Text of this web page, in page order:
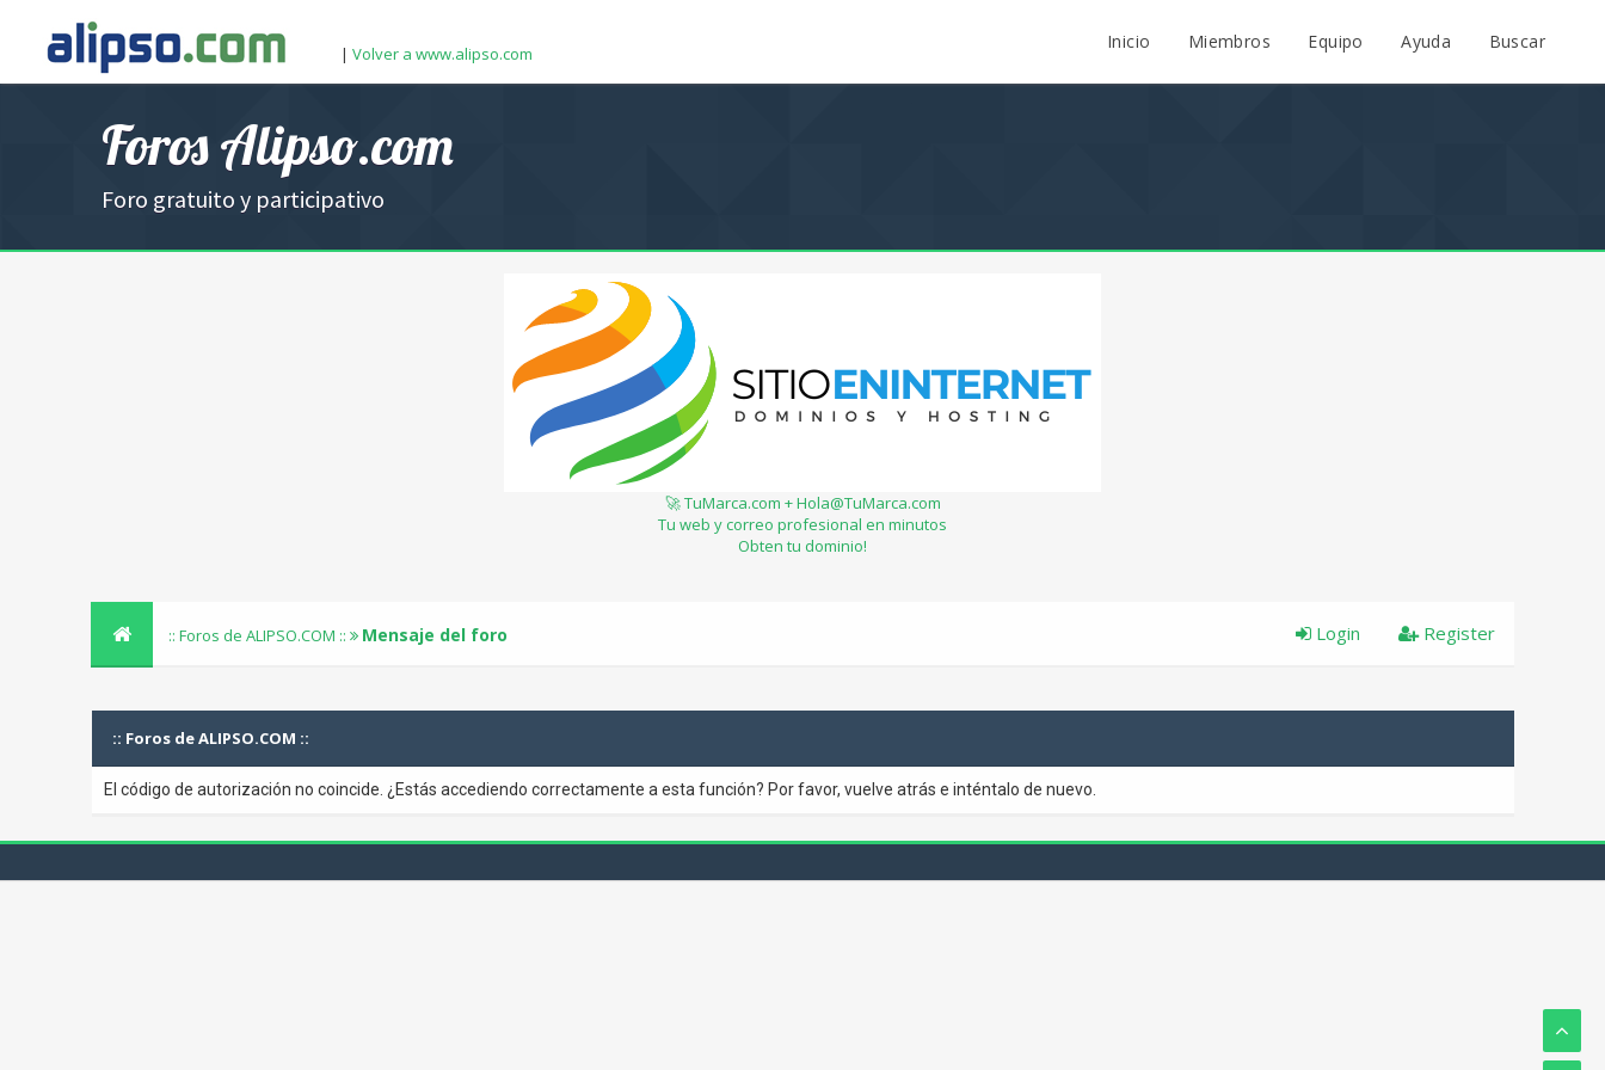
| Volver a www.alipso.com
Inicio Miembros Equipo Ayuda Buscar
Foros Alipso.com
Foro gratuito y participativo
🚀 TuMarca.com + Hola@TuMarca.com
Tu web y correo profesional en minutos
Obten tu dominio!
:: Foros de ALIPSO.COM :: Mensaje del foro Register
Login
:: Foros de ALIPSO.COM ::
El código de autorización no coincide. ¿Estás accediendo correctamente a esta función? Por favor, vuelve atrás e inténtalo de nuevo.